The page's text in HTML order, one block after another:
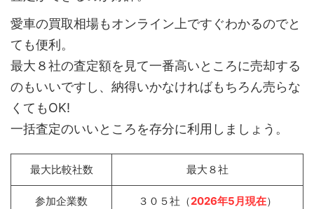
愛車の買取相場もオンライン上ですぐわかるのでと
ても便利。
最大８社の査定額を見て一番高いところに売却する
のもいいですし、納得いかなければもちろん売らな
くてもOK!
一括査定のいいところを存分に利用しましょう。
最大比較社数 最大８社
参加企業数 ３０５社（2026年5月現在）